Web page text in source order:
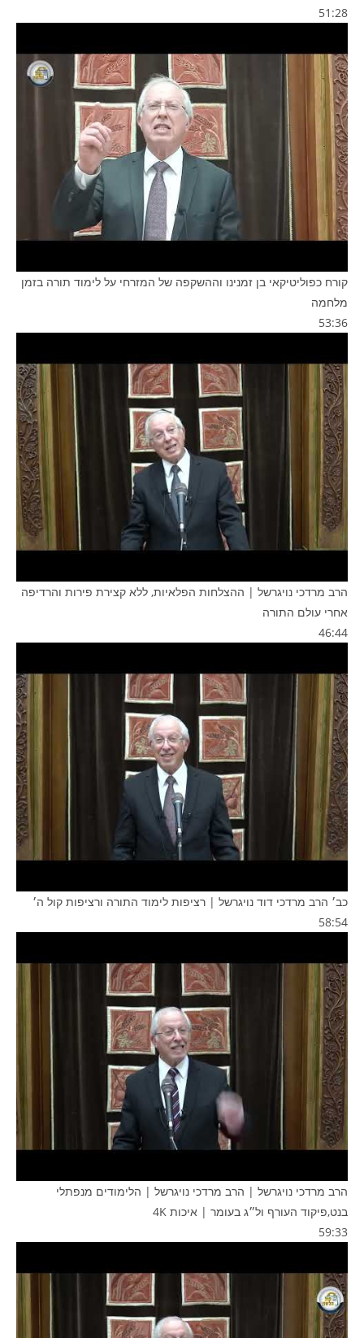
51:28
קורח כפוליטיקאי בן זמנינו וההשקפה של המזרחי על לימוד תורה בזמן
מלחמה
53:36
הרב מרדכי נויגרשל | ההצלחות הפלאיות, ללא קצירת פירות והרדיפה
אחרי עולם התורה
46:44
כב׳ הרב מרדכי דוד נויגרשל | רציפות לימוד התורה ורציפות קול ה׳
58:54
הרב מרדכי נויגרשל | הרב מרדכי נויגרשל | הלימודים מנפתלי
בנט,פיקוד העורף ול״ג בעומר | איכות 4K
59:33